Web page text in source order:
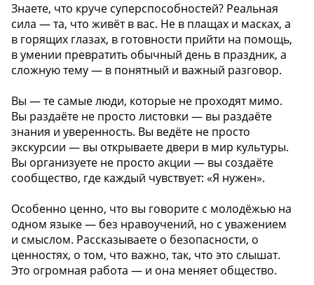
Знаете, что круче суперспособностей? Реальная
сила — та, что живёт в вас. Не в плащах и масках, а
в горящих глазах, в готовности прийти на помощь,
в умении превратить обычный день в праздник, а
сложную тему — в понятный и важный разговор.
Вы — те самые люди, которые не проходят мимо.
Вы раздаёте не просто листовки — вы раздаёте
знания и уверенность. Вы ведёте не просто
экскурсии — вы открываете двери в мир культуры.
Вы организуете не просто акции — вы создаёте
сообщество, где каждый чувствует: «Я нужен».
Особенно ценно, что вы говорите с молодёжью на
одном языке — без нравоучений, но с уважением
и смыслом. Рассказываете о безопасности, о
ценностях, о том, что важно, так, что это слышат.
Это огромная работа — и она меняет общество.